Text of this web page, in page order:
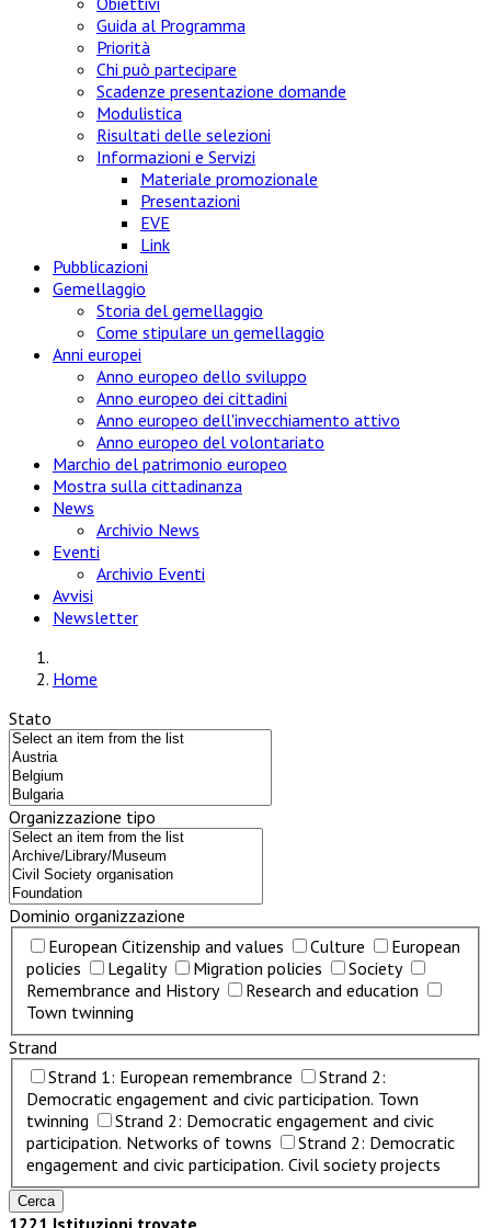
Guida al Programma
Priorità
Chi può partecipare
Scadenze presentazione domande
Modulistica
Risultati delle selezioni
Informazioni e Servizi
Materiale promozionale
Presentazioni
EVE
Link
Pubblicazioni
Gemellaggio
Storia del gemellaggio
Come stipulare un gemellaggio
Anni europei
Anno europeo dello sviluppo
Anno europeo dei cittadini
Anno europeo dell'invecchiamento attivo
Anno europeo del volontariato
Marchio del patrimonio europeo
Mostra sulla cittadinanza
News
Archivio News
Eventi
Archivio Eventi
Avvisi
Newsletter
Home
Stato
Organizzazione tipo
Dominio organizzazione
European Citizenship and values
Culture
European
policies
Legality Migration policies
Society
Remembrance and History
Research and education
Town twinning
Strand
Strand 1: European remembrance
Strand 2:
Democratic engagement and civic participation. Town
twinning
Strand 2: Democratic engagement and civic
participation. Networks of towns
Strand 2: Democratic
engagement and civic participation. Civil society projects